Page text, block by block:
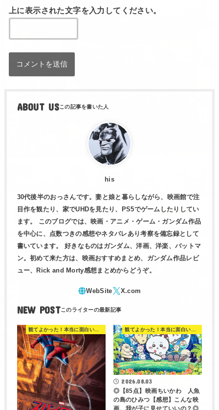
上に表示された文字を入力してください。
ABOUT US
his
30代後半のおっさんです。妻と娘と暮らしながら、映画館で注
目作を観たり、家でUHDを見たり、PS5でゲームしたりしてい
ます。 このブログでは、映画・アニメ・ゲーム・ガンダム作品
を中心に、点数つきの感想やネタバレあり考察を備忘録として
書いています。 好きなものはガンダム、洋画、洋楽、バットマ
ン。初めて来た方は、映画おすすめまとめ、ガンダム作品レビ
ュー、Rick and Morty感想まとめからどうぞ。
NEW POST
観てよかった！本当に面白い映画 560選 観てよかった！本当に面白い映画 560選
2026.08.03
◎【85点】映画ちいかわ 人魚
の島のひみつ【感想】こんな映